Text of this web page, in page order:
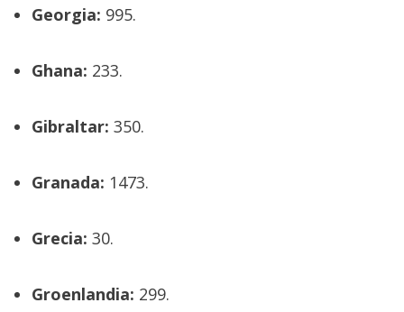
Georgia: 995.
Ghana: 233.
Gibraltar: 350.
Granada: 1473.
Grecia: 30.
Groenlandia: 299.